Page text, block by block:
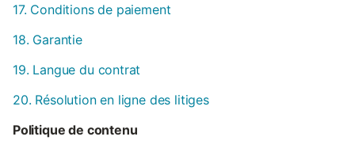
17. Conditions de paiement
18. Garantie
19. Langue du contrat
20. Résolution en ligne des litiges
Politique de contenu